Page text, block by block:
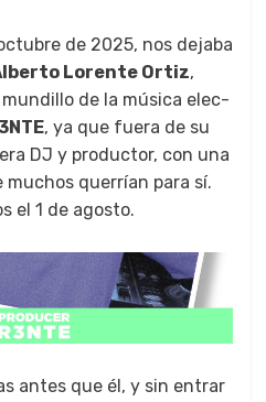
de 2025, nos deja­ba
Lorente Ortiz,
de la músi­ca elec­
, ya que fuera de su
DJ y pro­duc­tor, con una
quer­rían para sí.
el 1 de agos­to.
antes que él, y sin entrar